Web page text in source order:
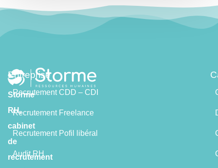
Storme
RH,
cabinet
de
recrutement
Entreprise
Recrutement CDD – CDI
Recrutement Freelance
Recrutement Pofil libéral
Audit RH